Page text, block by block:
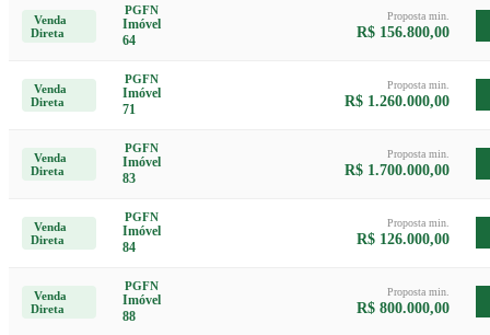
Venda
Direta
PGFN
Imóvel
64
Proposta min.
R$ 156.800,00
Venda
Direta
PGFN
Imóvel
71
Proposta min.
R$ 1.260.000,00
Venda
Direta
PGFN
Imóvel
83
Proposta min.
R$ 1.700.000,00
Venda
Direta
PGFN
Imóvel
84
Proposta min.
R$ 126.000,00
Venda
Direta
PGFN
Imóvel
88
Proposta min.
R$ 800.000,00